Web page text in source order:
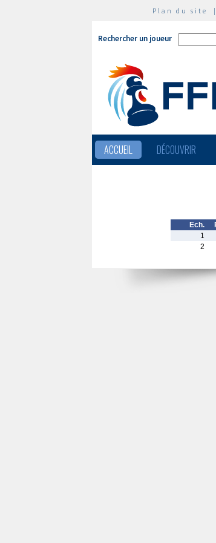
Plan du site
Rechercher un joueur
ACCUEIL DÉCOUVRIR
Ech.
1
2